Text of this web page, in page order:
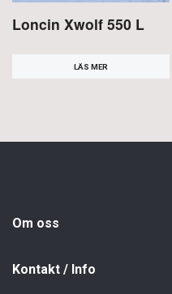
Loncin Xwolf 550 L
LÄS MER
Om oss
Kontakt / Info